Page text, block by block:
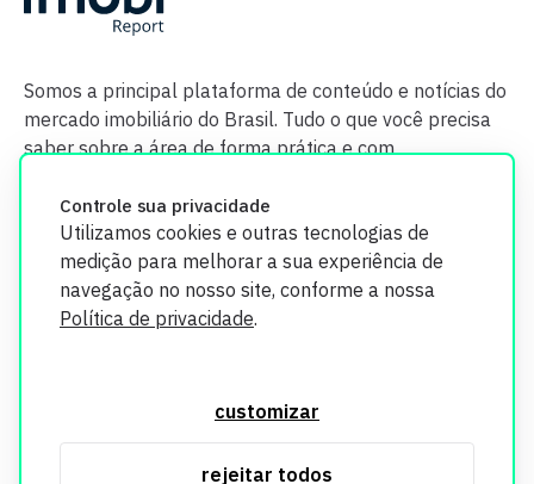
Controle sua privacidade
Utilizamos cookies e outras tecnologias de
medição para melhorar a sua experiência de
navegação no nosso site, conforme a nossa
Política de privacidade.
customizar
rejeitar todos
Somos a principal plataforma de conteúdo e notícias do
mercado imobiliário do Brasil. Tudo o que você precisa
saber sobre a área de forma prática e com
segurança. Todos os dados coletados em nosso site são
utilizados exclusivamente para fins de aprimoramento de
informações, consulte nossa Política de Privacidade.